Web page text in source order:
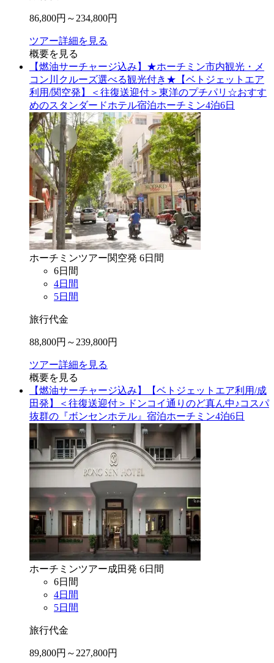
86,800円～ 234,800円
ツアー詳細を見る
概要を見る
【燃油サーチャージ込み】★ホーチミン市内観光・メ
コン川クルーズ選べる観光付き★【ベトジェットエア
利用/関空発】＜往復送迎付＞東洋のプチパリ☆おすす
めのスタンダードホテル宿泊ホーチミン4泊6日
ホーチミンツアー関空発 6日間
6日間
4日間
5日間
旅行代金
88,800円～ 239,800円
ツアー詳細を見る
概要を見る
【燃油サーチャージ込み】【ベトジェットエア利用/成
田発】＜往復送迎付＞ドンコイ通りのど真ん中♪コスパ
抜群の『ボンセンホテル』宿泊ホーチミン4泊6日
ホーチミンツアー成田発 6日間
6日間
4日間
5日間
旅行代金
89,800円～ 227,800円